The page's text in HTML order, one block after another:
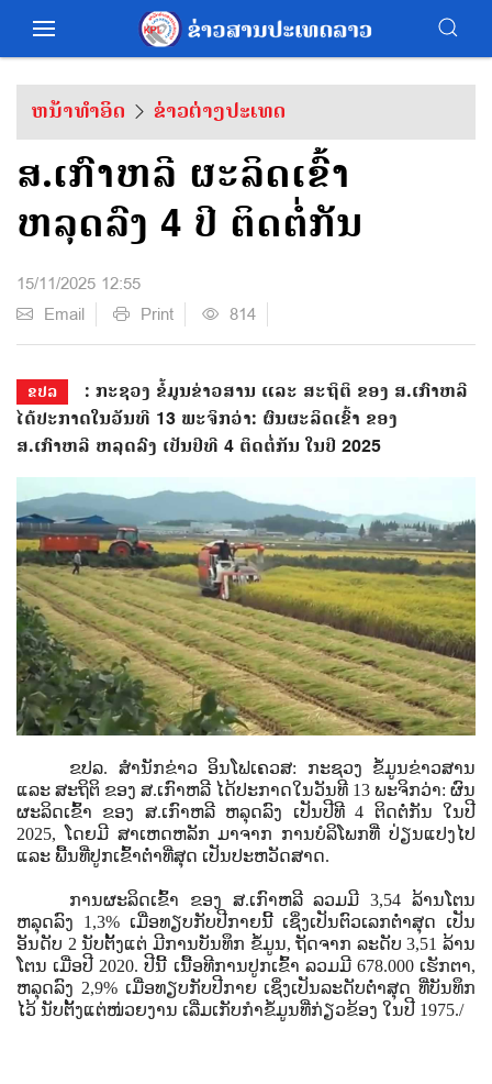
ຫນ້າທຳອິດ ຂ່າວຕ່າງປະເທດ
ສ.ເກົາຫລີ ຜະລິດເຂົ້າ
ຫລຸດລົງ 4 ປີ ຕິດຕໍ່ກັນ
15/11/2025 12:55
Email
Print 814
ຂປລ
: ກະຊວງ ຂໍ້ມູນຂ່າວສານ ແລະ ສະຖິຕິ ຂອງ ສ.ເກົາຫລີ
ໄດ້ປະກາດໃນວັນທີ 13 ພະຈິກວ່າ: ຜົນຜະລິດເຂົ້າ ຂອງ
ສ.ເກົາຫລີ ຫລຸດລົງ ເປັນປີທີ 4 ຕິດຕໍ່ກັນ ໃນປີ 2025
ຂປລ. ສຳນັກຂ່າວ ອິນໂຟເຄວສ: ກະຊວງ ຂໍ້ມູນຂ່າວສານ
ແລະ ສະຖິຕິ ຂອງ ສ.ເກົາຫລີ ໄດ້ປະກາດໃນວັນທີ 13 ພະຈິກວ່າ: ຜົນ
ຜະລິດເຂົ້າ ຂອງ ສ.ເກົາຫລີ ຫລຸດລົງ ເປັນປີທີ 4 ຕິດຕໍ່ກັນ ໃນປີ
2025, ໂດຍມີ ສາເຫດຫລັກ ມາຈາກ ການບໍລິໂພກທີ່ ປ່ຽນແປງໄປ
ແລະ ພື້ນທີ່ປູກເຂົ້າຕໍ່າທີ່ສຸດ ເປັນປະຫວັດສາດ.
ການຜະລິດເຂົ້າ ຂອງ ສ.ເກົາຫລີ ລວມມີ3,54 ລ້ານໂຕນ
ຫລຸດລົງ 1 ,3%ເມື່ອທຽບກັບປີກາຍນີ້ ເຊິ່ງເປັນຕົວເລກຕໍ່າສຸດ ເປັນ
ອັນດັບ 2 ນັບຕັ້ງແຕ່ ມີການບັນທຶກ ຂໍ້ມູນ,ຖັດຈາກ ລະດັບ3,51 ລ້ານ
ໂຕນ ເມື່ອປີ 2020. ປີນີ້ ເນື້ອທີການປູກເຂົ້າ ລວມມີ 678.000ເຮັກຕາ,
ຫລຸດລົງ 2,9%ເມື່ອທຽບກັບປີກາຍ ເຊິ່ງເປັນລະດັບຕໍ່າສຸດ ທີ່ບັນທຶກ
ໄວ້ ນັບຕັ້ງແຕ່ໜ່ວຍງານ ເລີ່ມເກັບກຳຂໍ້ມູນທີ່ກ່ຽວຂ້ອງ ໃນປີ 1975./